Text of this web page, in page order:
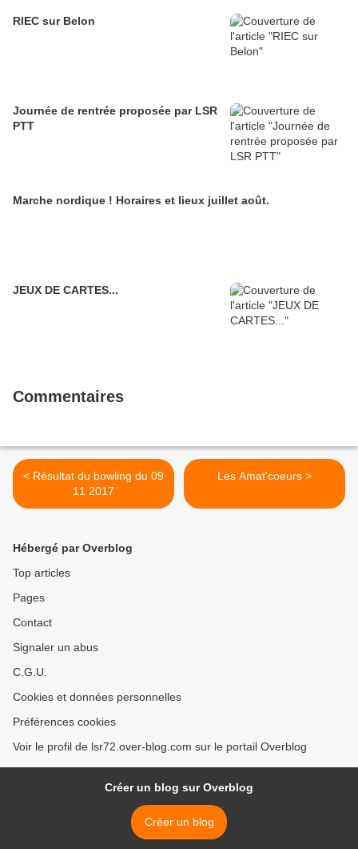
RIEC sur Belon
Journée de rentrée proposée par LSR
PTT
Marche nordique ! Horaires et lieux juillet août.
JEUX DE CARTES...
Commentaires
< Résultat du bowling du 09
11 2017
Les Amat'coeurs >
Hébergé par Overblog
Top articles
Pages
Contact
Signaler un abus
C.G.U.
Cookies et données personnelles
Préférences cookies
Voir le profil de lsr72.over-blog.com sur le portail Overblog
Créer un blog sur Overblog
Créer un blog